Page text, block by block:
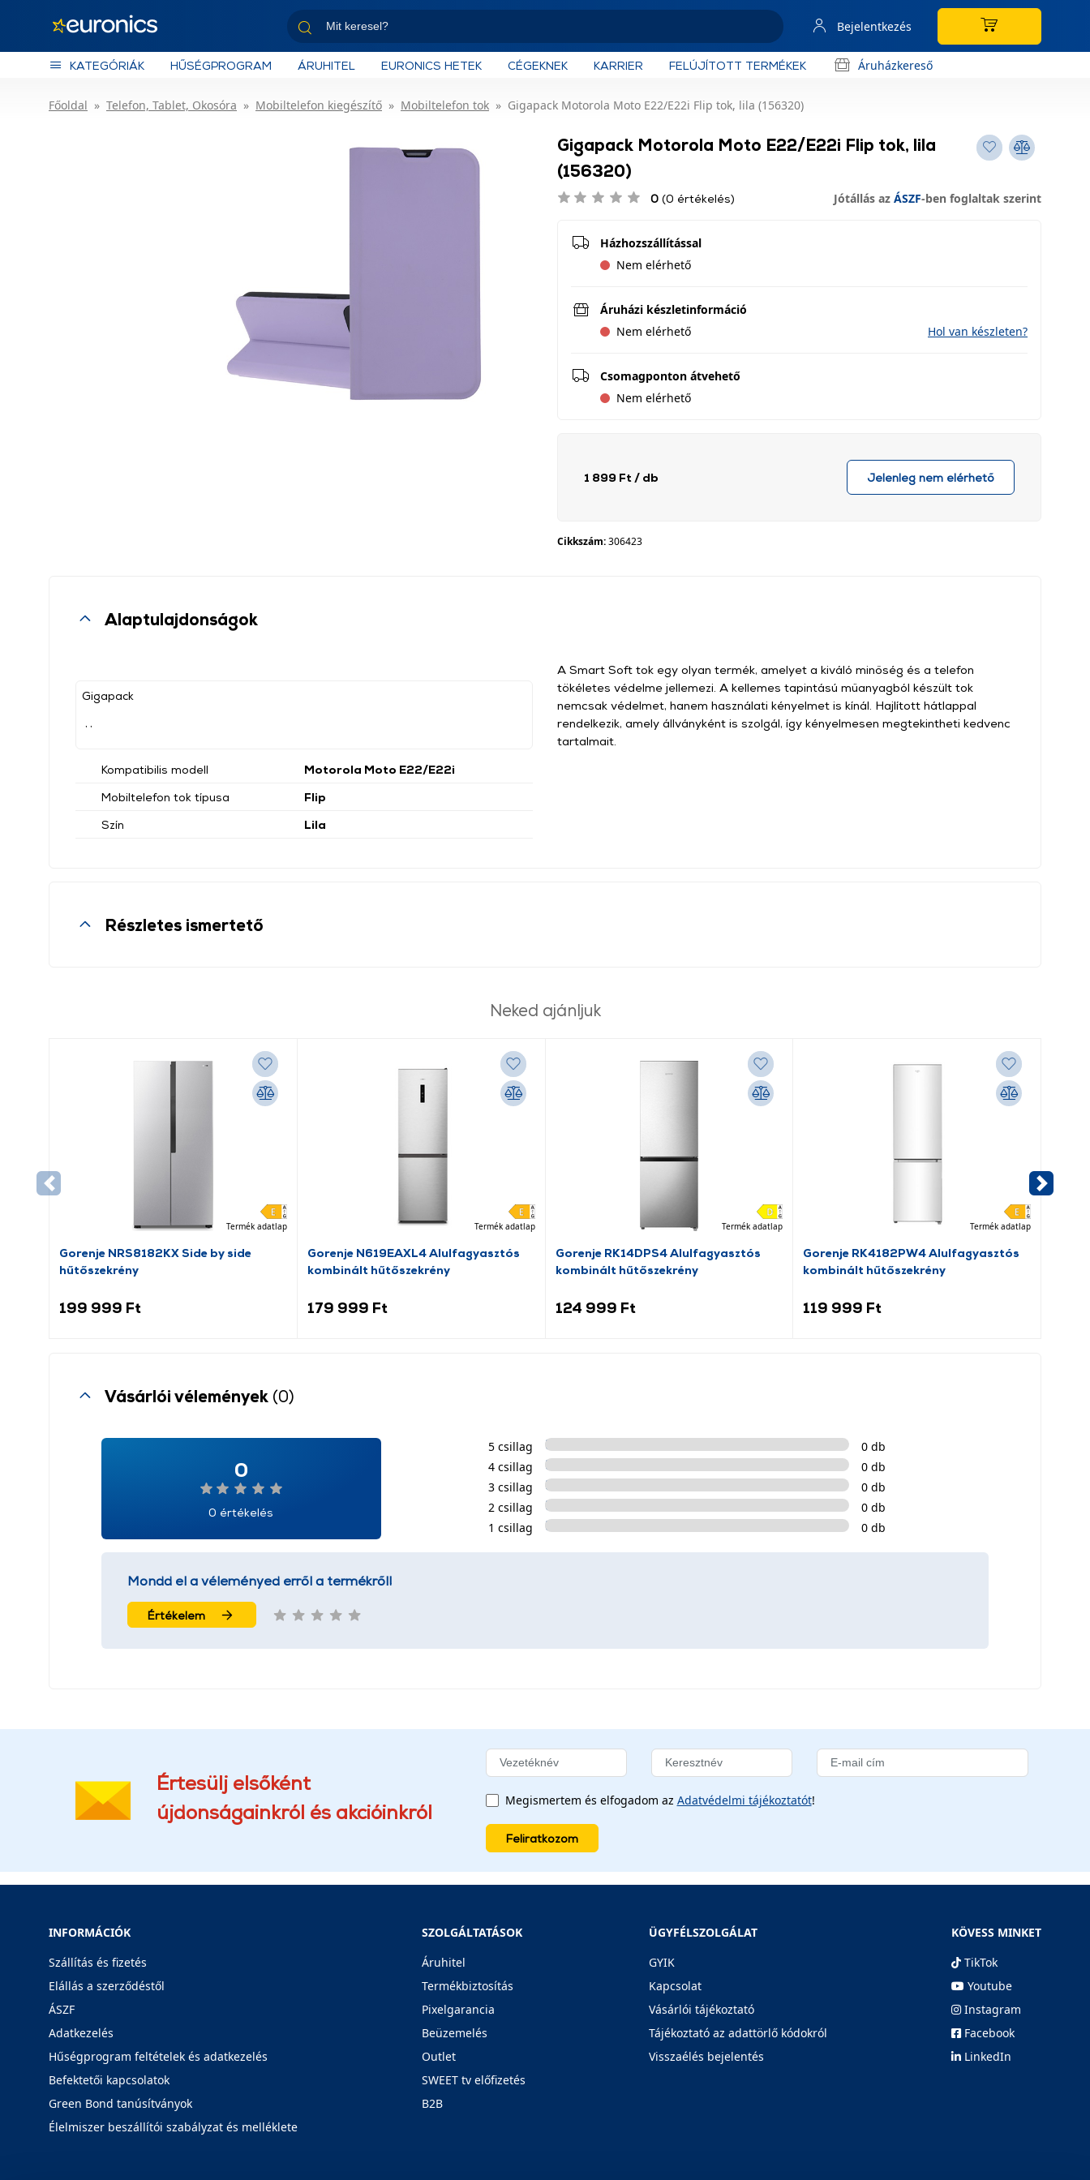
Bejelentkezés
KATEGÓRIÁK HŰSÉGPROGRAM ÁRUHITEL EURONICS HETEK CÉGEKNEK KARRIER FELÚJÍTOTT TERMÉKEK Áruházkereső
Főoldal Telefon, Tablet, Okosóra Mobiltelefon kiegészítő Mobiltelefon tok Gigapack Motorola Moto E22/E22i Flip tok, lila (156320)
Gigapack Motorola Moto E22/E22i Flip tok, lila
(156320)
0 (0 értékelés) Jótállás az ÁSZF-ben foglaltak szerint
Házhozszállítással
Nem elérhető
Áruházi készletinformáció
Nem elérhető
Hol van készleten?
Csomagponton átvehető
Nem elérhető
1 899 Ft / db Jelenleg nem elérhető
Cikkszám:306423
Alaptulajdonságok
Gigapack
Kompatibilis modell
Motorola Moto E22/E22i
Mobiltelefon tok típusa
Flip
Szín
Lila
A Smart Soft tok egy olyan termék, amelyet a kiváló minőség és a telefon
tökéletes védelme jellemezi. A kellemes tapintású műanyagból készült tok
nemcsak védelmet, hanem használati kényelmet is kínál. Hajlított hátlappal
rendelkezik, amely állványként is szolgál, így kényelmesen megtekintheti kedvenc
tartalmait.
Részletes ismertető
Neked ajánljuk
Termék adatlap
Gorenje NRS8182KX Side by side
hűtőszekrény
199 999 Ft
Termék adatlap
Gorenje N619EAXL4 Alulfagyasztós
kombinált hűtőszekrény
179 999 Ft
Termék adatlap
Gorenje RK14DPS4 Alulfagyasztós
kombinált hűtőszekrény
124 999 Ft
Termék adatlap
Gorenje RK4182PW4 Alulfagyasztós
kombinált hűtőszekrény
119 999 Ft
Vásárlói vélemények (0)
0
0 értékelés
5 csillag
0 db
4 csillag
0 db
3 csillag
0 db
2 csillag
0 db
1 csillag
0 db
Mondd el a véleményed erről a termékről!
Értékelem
Értesülj elsőként
újdonságainkról és akcióinkról
Megismertem és elfogadom az Adatvédelmi tájékoztatót!
Feliratkozom
INFORMÁCIÓK
Szállítás és fizetés
Elállás a szerződéstől
ÁSZF
Adatkezelés
Hűségprogram feltételek és adatkezelés
Befektetői kapcsolatok
Green Bond tanúsítványok
Élelmiszer beszállítói szabályzat és melléklete
SZOLGÁLTATÁSOK
Áruhitel
Termékbiztosítás
Pixelgarancia
Beüzemelés
Outlet
SWEET tv előfizetés
B2B
ÜGYFÉLSZOLGÁLAT
GYIK
Kapcsolat
Vásárlói tájékoztató
Tájékoztató az adattörlő kódokról
Visszaélés bejelentés
KÖVESS MINKET
TikTok
Youtube
Instagram
Facebook
LinkedIn